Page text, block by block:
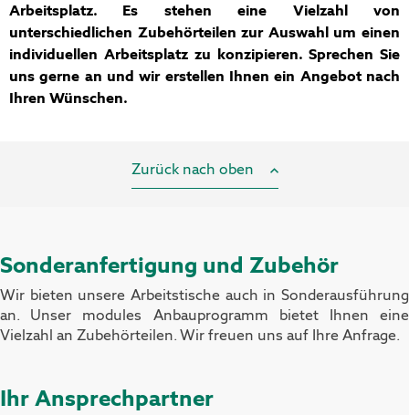
Arbeitsplatz. Es stehen eine Vielzahl von
unterschiedlichen Zubehörteilen zur Auswahl um einen
individuellen Arbeitsplatz zu konzipieren. Sprechen Sie
uns gerne an und wir erstellen Ihnen ein Angebot nach
Ihren Wünschen.
Zurück nach oben
Sonderanfertigung und Zubehör
Wir bieten unsere Arbeitstische auch in Sonderausführung
an. Unser modules Anbauprogramm bietet Ihnen eine
Vielzahl an Zubehörteilen. Wir freuen uns auf Ihre Anfrage.
Ihr Ansprechpartner